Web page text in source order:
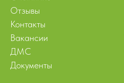
Отзывы
Контакты
Вакансии
ДМС
Документы